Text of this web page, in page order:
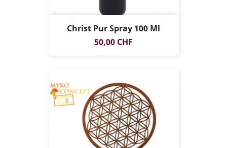
Christ Pur Spray 100 Ml
Preis
50,00 CHF